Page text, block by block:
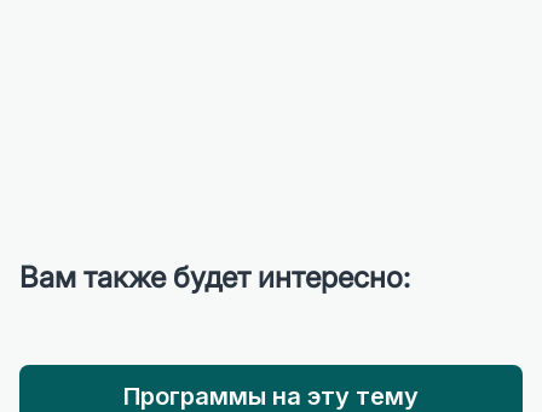
Вам также будет интересно:
Программы на эту тему